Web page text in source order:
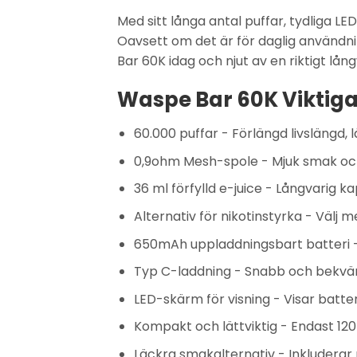
Med sitt långa antal puffar, tydliga
Oavsett om det är för daglig
Bar 60K idagoch njut av en riktigt
Waspe Bar 60K
60.000 puffar- Förlängd livslängd,
0,9ohm Mesh-spole - Mjuk smak
36 ml förfylld e-juice - Långvarig
Alternativ för nikotinstyrka- Välj
650mAh uppladdningsbart batteri
Typ C-laddning- Snabb och
LED-skärm för visning- Visar
Kompakt och lättviktig- Endast